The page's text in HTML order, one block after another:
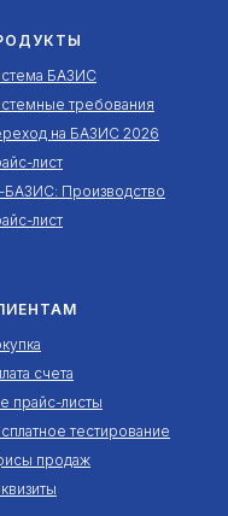
БАЗИС
требования
на БАЗИС 2026
лист
БАЗИС: Производство
лист
счета
прайс-листы
тестирование
продаж